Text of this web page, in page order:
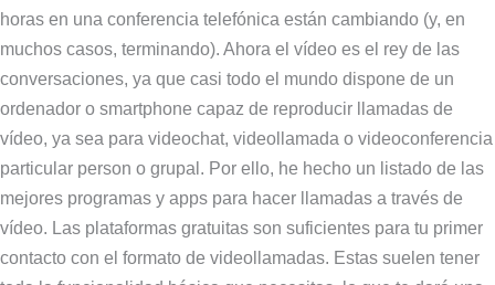
horas en una conferencia telefónica están cambiando (y, en
muchos casos, terminando). Ahora el vídeo es el rey de las
conversaciones, ya que casi todo el mundo dispone de un
ordenador o smartphone capaz de reproducir llamadas de
vídeo, ya sea para videochat, videollamada o videoconferencia
particular person o grupal. Por ello, he hecho un listado de las
mejores programas y apps para hacer llamadas a través de
vídeo. Las plataformas gratuitas son suficientes para tu primer
contacto con el formato de videollamadas. Estas suelen tener